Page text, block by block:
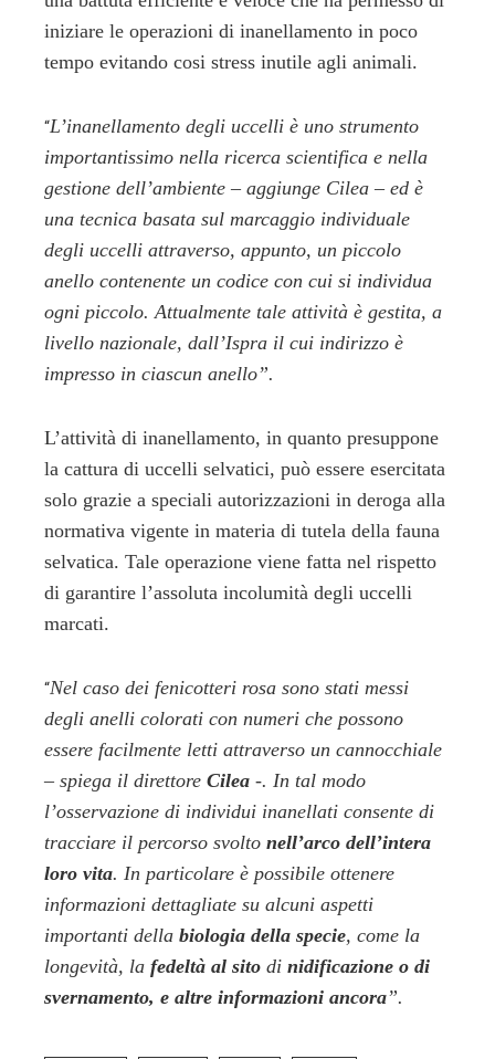
iniziare le operazioni di inanellamento in poco
tempo evitando cosi stress inutile agli animali.
“L’inanellamento degli uccelli è uno strumento
importantissimo nella ricerca scientifica e nella
gestione dell’ambiente – aggiunge Cilea – ed è
una tecnica basata sul marcaggio individuale
degli uccelli attraverso, appunto, un piccolo
anello contenente un codice con cui si individua
ogni piccolo. Attualmente tale attività è gestita, a
livello nazionale, dall’Ispra il cui indirizzo è
impresso in ciascun anello”.
L’attività di inanellamento, in quanto presuppone
la cattura di uccelli selvatici, può essere esercitata
solo grazie a speciali autorizzazioni in deroga alla
normativa vigente in materia di tutela della fauna
selvatica. Tale operazione viene fatta nel rispetto
di garantire l’assoluta incolumità degli uccelli
marcati.
“Nel caso dei fenicotteri rosa sono stati messi
degli anelli colorati con numeri che possono
essere facilmente letti attraverso un cannocchiale
– spiega il direttore Cilea -. In tal modo
l’osservazione di individui inanellati consente di
tracciare il percorso svolto nell’arco dell’intera
loro vita. In particolare è possibile ottenere
informazioni dettagliate su alcuni aspetti
importanti della biologia della specie, come la
longevità, la fedeltà al sito di nidificazione o di
svernamento, e altre informazioni ancora”.